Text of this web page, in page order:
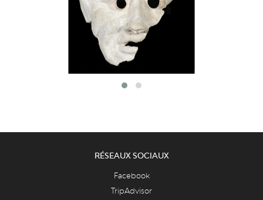
RÉSEAUX SOCIAUX
Facebook
TripAdvisor